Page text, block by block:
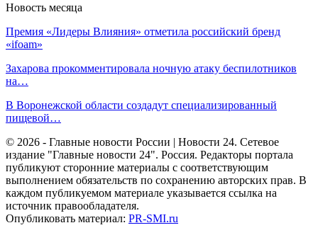
Новость месяца
Премия «Лидеры Влияния» отметила российский бренд
«ifoam»
Захарова прокомментировала ночную атаку беспилотников
на…
В Воронежской области создадут специализированный
пищевой…
© 2026 - Главные новости России | Новости 24. Сетевое
издание "Главные новости 24". Россия. Редакторы портала
публикуют сторонние материалы с соответствующим
выполнением обязательств по сохранению авторских прав. В
каждом публикуемом материале указывается ссылка на
источник правообладателя.
Опубликовать материал: PR-SMI.ru